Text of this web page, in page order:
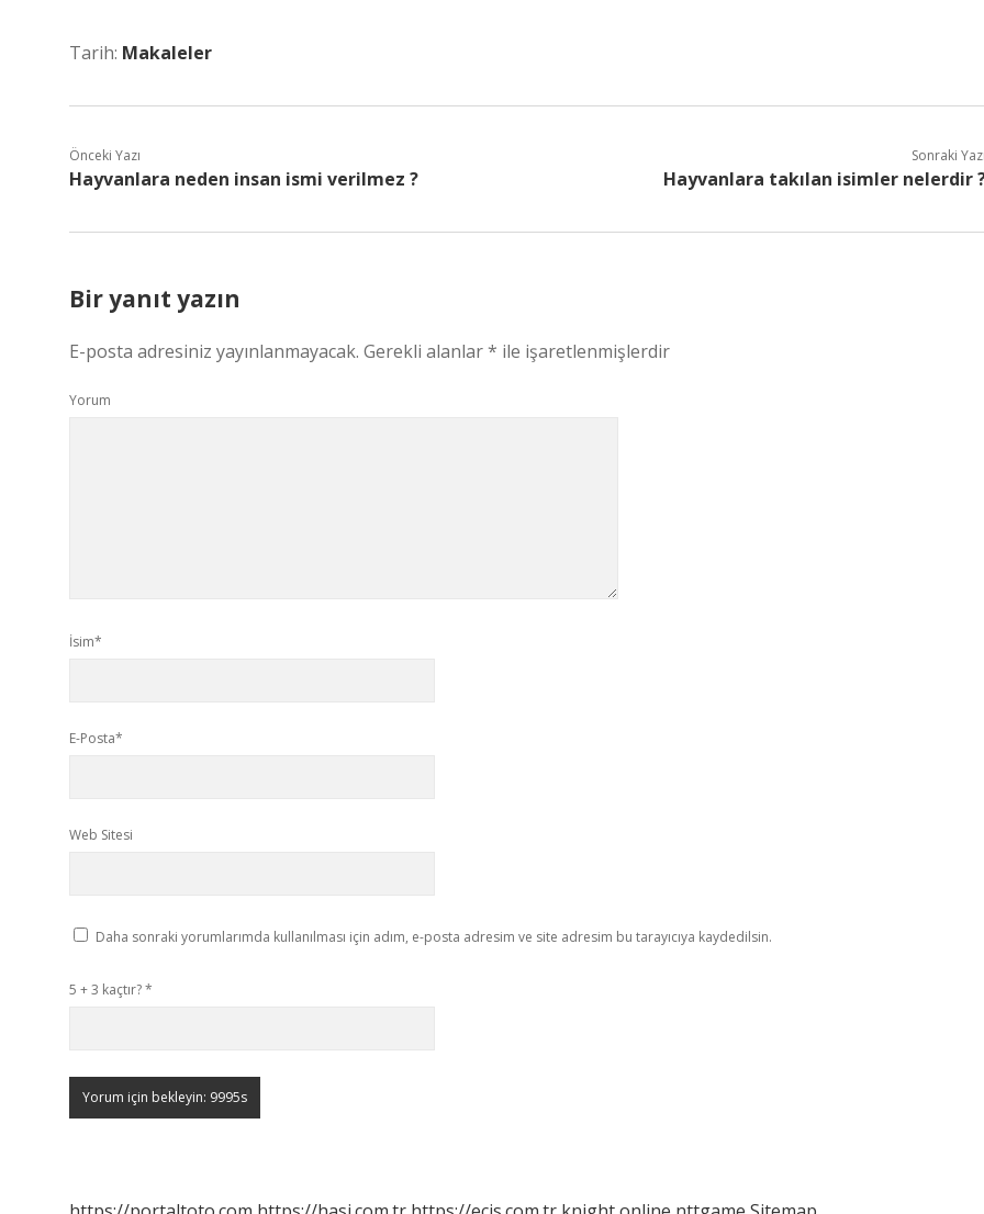
Tarih: Makaleler
Önceki Yazı
Hayvanlara neden insan ismi verilmez ?
Sonraki
Hayvanlara takılan isimler nelerdir
Bir yanıt yazın
E-posta adresiniz yayınlanmayacak. Gerekli alanlar* ile işaretlenmişlerdir
Yorum
İsim*
E-Posta*
Web Sitesi
Daha sonraki yorumlarımda kullanılması için adım, e-posta adresim ve site adresim bu tarayıcıya kaydedilsin.
5 + 3 kaçtır?*